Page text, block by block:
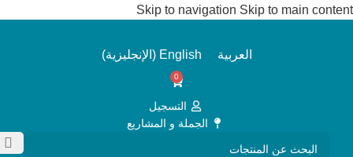
Skip to navigation Skip to main content
العربية English
( الإنجليزية)
0
التسجيل
الجملة و المشاريع